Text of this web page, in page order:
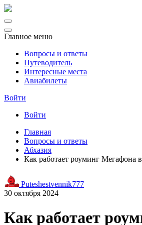
Главное меню
Вопросы и ответы
Путеводитель
Интересные места
Авиабилеты
Войти
Войти
Главная
Вопросы и ответы
Абхазия
Как работает роуминг
Puteshestvennik777
30 октября 2024
Как работает